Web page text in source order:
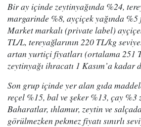
Bir ay içinde zeytinyağında %24,
margarinde %8, ayçiçek yağında %5
Market markalı (private label)
TL/L, tereyağlarının 220 TL/kg
artan yurtiçi fiyatları (ortalama 251
zeytinyağı ihracatı 1 Kasım’a kadar
Son grup içinde yer alan gıda
reçel %15, bal ve şeker %13, çay %3
Baharatlar, ıhlamur, zeytin ve
görülmezken pekmez fiyatı sınırlı